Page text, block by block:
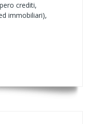
crediti,
immobiliari),